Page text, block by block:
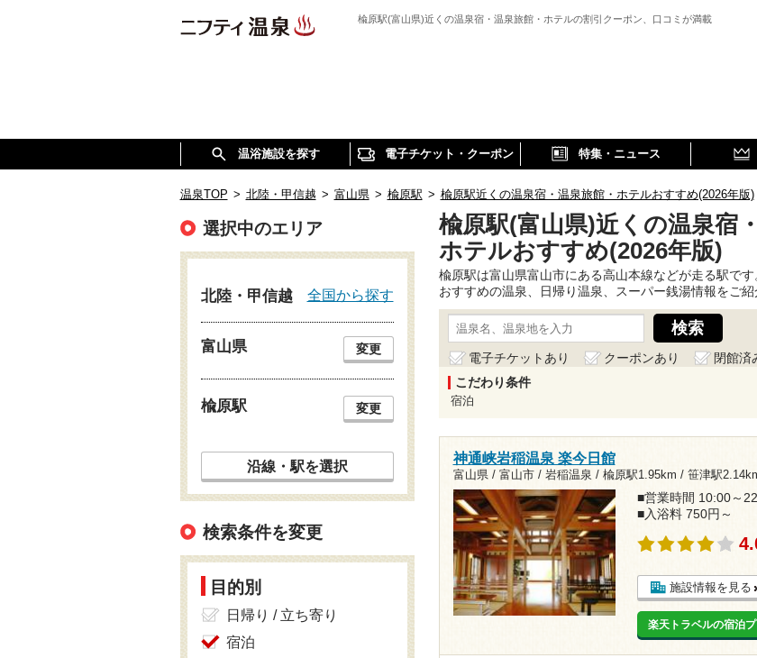
楡原駅(富山県)近くの温泉宿・温泉旅館・ホテルの割引クーポン、口コミが満載
温浴施設を探す 電子チケット・クーポン 特集・ニュース
温泉TOP > 北陸・甲信越 > 富山県 > 楡原駅 > 楡原駅近くの温泉宿・温泉旅館・ホテルおすすめ(2026年版)
楡原駅(富山県)近くの温泉宿
ホテルおすすめ(2026年版)
楡原駅は富山県富山市にある高山本線などが走る駅で
おすすめの温泉、日帰り温泉、スーパー銭湯情報をご紹
電子チケットあり クーポンあり
閉館済
こだわり条件
宿泊
神通峡岩稲温泉 楽今日館
富山県 / 富山市 / 岩稲温泉 / 楡原駅1.95km / 笹津駅
■営業時間 10:00～
■入浴料 750円～
施設情報を見る
楽天トラベルの宿泊
選択中のエリア
北陸・甲信越 全国から探す
富山県 変更
楡原駅 変更
沿線・駅を選択
検索条件を変更
目的別
日帰り / 立ち寄り
宿泊